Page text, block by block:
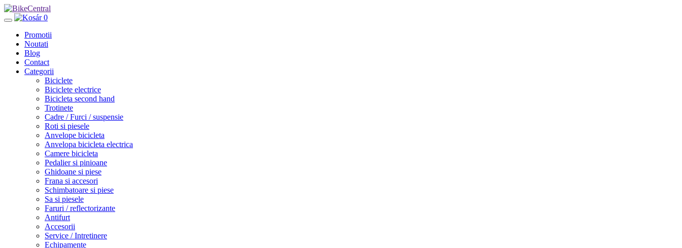
0
Promotii
Noutati
Blog
Contact
Categorii
Biciclete
Biciclete electrice
Bicicleta second hand
Trotinete
Cadre / Furci / suspensie
Roti si piesele
Anvelope bicicleta
Anvelopa bicicleta electrica
Camere bicicleta
Pedalier si pinioane
Ghidoane si piese
Frana si accesori
Schimbatoare si piese
Sa si piesele
Faruri / reflectorizante
Antifurt
Accesorii
Service / Intretinere
Echipamente